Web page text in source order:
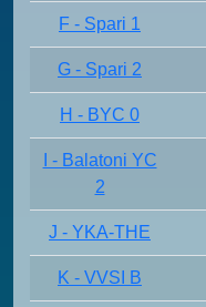
F - Spari 1
G - Spari 2
H - BYC 0
I - Balatoni YC
2
J - YKA-THE
K - VVSI B